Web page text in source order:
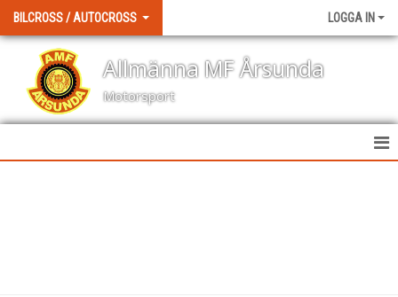
BILCROSS / AUTOCROSS LOGGA IN
Allmänna MF Årsunda
Motorsport